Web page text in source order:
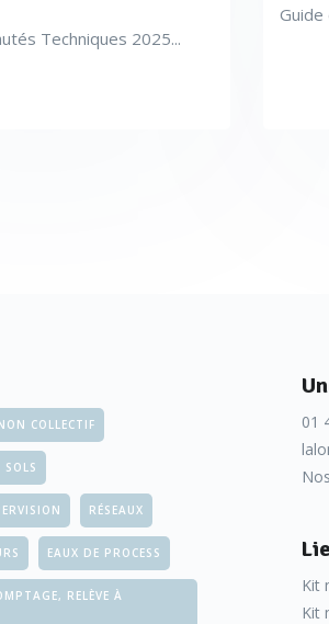
Techniques 2025...
COLLECTIF
RÉSEAUX
EAUX DE PROCESS
RELÈVE À
01
Kit
Kit